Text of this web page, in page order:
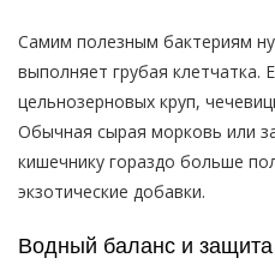
Самим полезным бактериям
выполняет грубая клетчатка.
цельнозерновых круп,
Обычная сырая морковь или
кишечнику гораздо больше
экзотические добавки.
Водный баланс и